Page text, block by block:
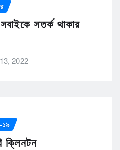
সতর্ক থাকার
2022
১৯
ক্লিনটন